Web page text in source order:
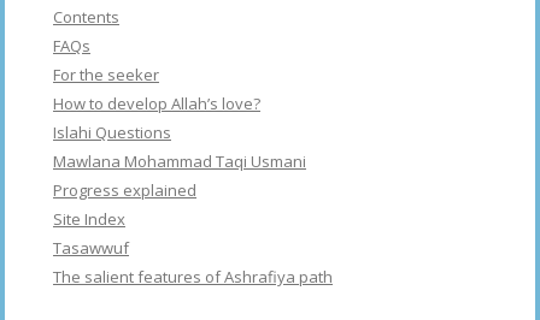
Contents
FAQs
For the seeker
How to develop Allah’s love?
Islahi Questions
Mawlana Mohammad Taqi Usmani
Progress explained
Site Index
Tasawwuf
The salient features of Ashrafiya path